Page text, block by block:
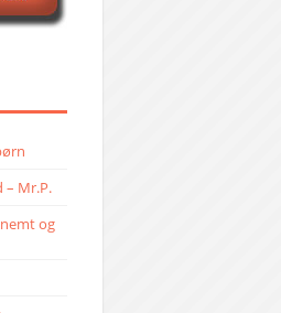
– Mr.P.
og